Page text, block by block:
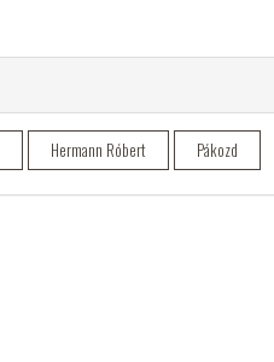
Hermann Róbert Pákozd